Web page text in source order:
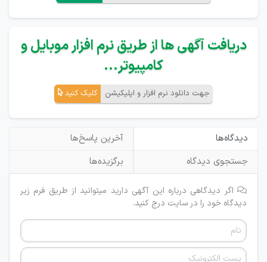
دریافت آگهی ها از طریق نرم افزار موبایل و
کامپیوتر...
جهت دانلود نرم افزار و اپلیکیشن کلیک کنید
دیدگاه‌ها
آخرین پاسخ‌ها
جستجوی دیدگاه
برگزیده‌ها
اگر دیدگاهی درباره این آگهی دارید میتوانید از طریق فرم زیر
دیدگاه خود را در سایت درج کنید.